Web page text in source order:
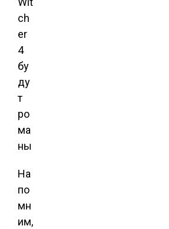
На
по
мн
им,